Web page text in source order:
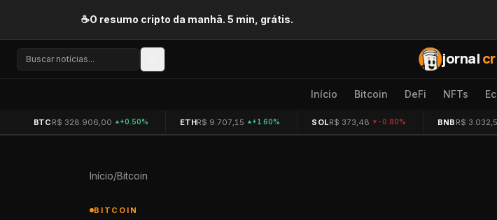
☕O resumo cripto da manhã. 5 min, grátis.
jornal
Início Bitcoin DeFi NFTs
BTC R$ 328.906,00 +0.50% ETHR$ 9.707,15 +1.60% SOLR$ 373,48 -0.80% BNB R$
Início/Bitcoin
BITCOIN